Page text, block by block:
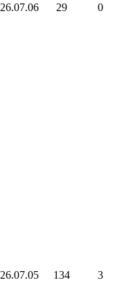
26.07.06 29 0
26.07.05 134 3